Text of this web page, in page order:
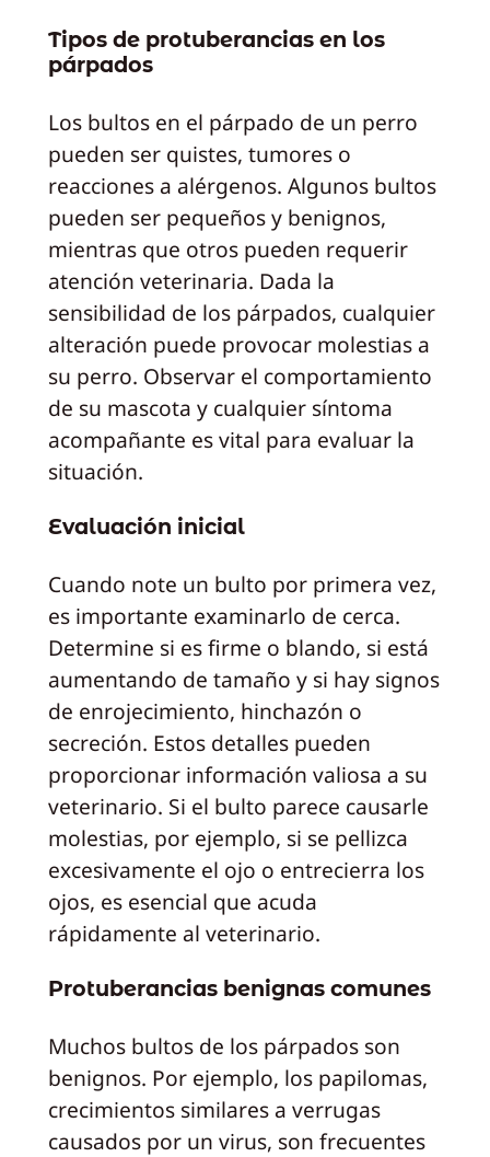
Tipos de protuberancias en los
párpados
Los bultos en el párpado de un perro
pueden ser quistes, tumores o
reacciones a alérgenos. Algunos bultos
pueden ser pequeños y benignos,
mientras que otros pueden requerir
atención veterinaria. Dada la
sensibilidad de los párpados, cualquier
alteración puede provocar molestias a
su perro. Observar el comportamiento
de su mascota y cualquier síntoma
acompañante es vital para evaluar la
situación.
Evaluación inicial
Cuando note un bulto por primera vez,
es importante examinarlo de cerca.
Determine si es firme o blando, si está
aumentando de tamaño y si hay signos
de enrojecimiento, hinchazón o
secreción. Estos detalles pueden
proporcionar información valiosa a su
veterinario. Si el bulto parece causarle
molestias, por ejemplo, si se pellizca
excesivamente el ojo o entrecierra los
ojos, es esencial que acuda
rápidamente al veterinario.
Protuberancias benignas comunes
Muchos bultos de los párpados son
benignos. Por ejemplo, los papilomas,
crecimientos similares a verrugas
causados por un virus, son frecuentes